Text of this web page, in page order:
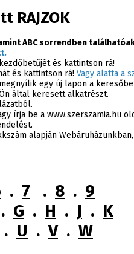
RAJZOK
ABC sorrendben
és kattintson rá!
és kattintson rá! Vagy alatta a
egy új lapon a
által keresett alkatrészt.
írja be a www.szerszamia.hu
alapján
. 7 . 8 . 9
. G . H . J . K
. U .V. W